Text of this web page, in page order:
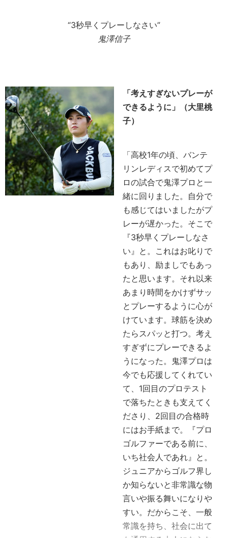
“3秒早くプレーしなさい”
鬼澤信子
「考えすぎないプレーが
できるように」（大里桃
子）
「高校1年の頃、バンテ
リンレディスで初めてプ
ロの試合で鬼澤プロと一
緒に回りました。自分で
も感じてはいましたがプ
レーが遅かった。そこで
『3秒早くプレーしなさ
い』と。これはお叱りで
もあり、励ましでもあっ
たと思います。それ以来
あまり時間をかけずサッ
とプレーするように心が
けています。球筋を決め
たらスパッと打つ。考え
すぎずにプレーできるよ
うになった。鬼澤プロは
今でも応援してくれてい
て、1回目のプロテスト
で落ちたときも支えてく
ださり、2回目の合格時
にはお手紙まで。『プロ
ゴルファーである前に、
いち社会人であれ』と。
ジュニアからゴルフ界し
か知らないと非常識な物
言いや振る舞いになりや
すい。だからこそ、一般
常識を持ち、社会に出て